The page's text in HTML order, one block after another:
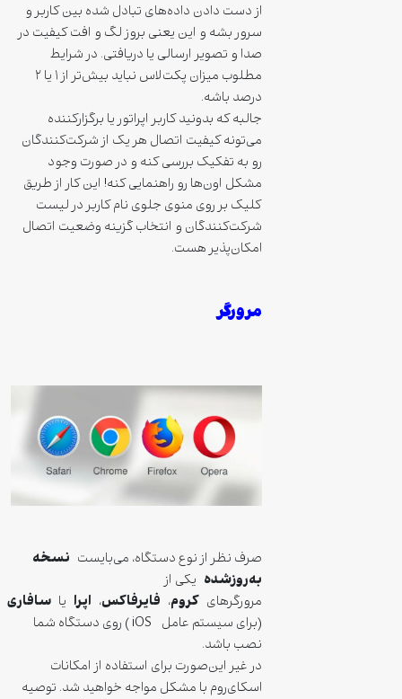
از دست دادن داده‌های تبادل شده بین کاربر و
سرور بشه و این یعنی بروز لگ و افت کیفیت در
صدا و تصویر ارسالی یا دریافتی. در شرایط
مطلوب میزان پکت‌لاس نباید بیش‌تر از ۱ یا ۲
درصد باشه.
جالبه که بدونید کاربر اپراتور یا برگزارکننده
می‌تونه کیفیت اتصال هر یک از شرکت‌کنندگان
رو به تفکیک بررسی کنه و در صورت وجود
مشکل اون‌ها رو راهنمایی کنه! این کار از طریق
کلیک بر روی منوی جلوی نام کاربر در لیست
شرکت‌کنندگان و انتخاب گزینه وضعیت اتصال
امکان‌پذیر هست.
مرورگر
صرف نظر از نوع دستگاه، می‌بایستنسخه
به‌روزشدهیکی از
مرورگرهایکروم،فایرفاکس،اپرایاسافاری
(برای سیستم ‌عامل iOS ) روی دستگاه شما
نصب باشد.
در غیر این‌صورت برای استفاده از امکانات
اسکای‌روم با مشکل مواجه خواهید شد. توصیه